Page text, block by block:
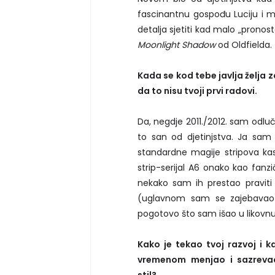
fascinantnu gospođu Luciju i
detalja sjetiti kad malo
Moonlight Shadowod Oldfielda.
Kada se kod tebe javlja želja
da to nisu tvoji prvi radovi.
Da, negdje 2011./2012. sam
to san od djetinjstva. Ja
standardne magije stripova
strip-serijal A6 onako kao
nekako sam ih prestao
(uglavnom sam se
pogotovo što sam išao u
Kako je tekao tvoj razvoj i
vremenom menjao i